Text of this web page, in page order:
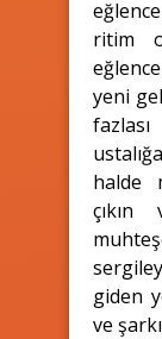
ritim
yeni
halde
giden
ve